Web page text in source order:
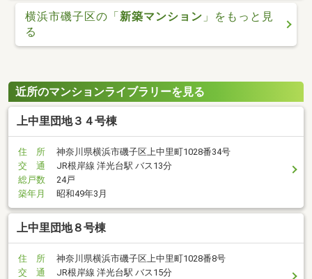
横浜市磯子区の「新築マンション 」をもっと見
る
近所のマンションライブラリーを見る
上中里団地３４号棟
住 所
神奈川県横浜市磯子区上中里町1028番34号
交 通
JR根岸線 洋光台駅 バス13分
総戸数
24戸
築年月
昭和49年3月
上中里団地８号棟
住 所
神奈川県横浜市磯子区上中里町1028番8号
交 通
JR根岸線 洋光台駅 バス15分